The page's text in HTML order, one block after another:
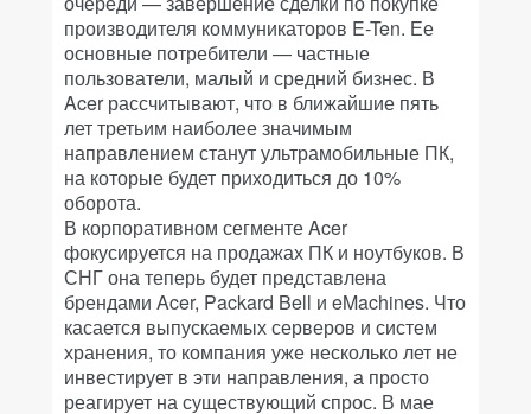
производителя коммуникаторов E-Ten. Ее
основные потребители — частные
пользователи, малый и средний бизнес. В
Acer рассчитывают, что в ближайшие пять
лет третьим наиболее значимым
направлением станут ультрамобильные ПК,
на которые будет приходиться до 10%
оборота.
В корпоративном сегменте Acer
фокусируется на продажах ПК и ноутбуков. В
СНГ она теперь будет представлена
брендами Acer, Packard Bell и eMachines. Что
касается выпускаемых серверов и систем
хранения, то компания уже несколько лет не
инвестирует в эти направления, а просто
реагирует на существующий спрос. В мае